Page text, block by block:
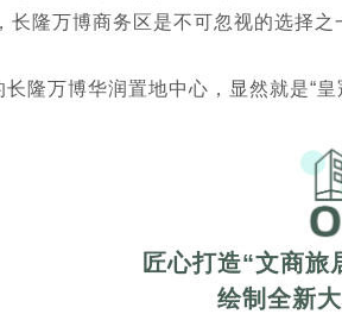
长隆万博商务区是不可忽视的选择之
隆万博华润置地中心，显然就是“
匠心打造“文商旅
绘制全新